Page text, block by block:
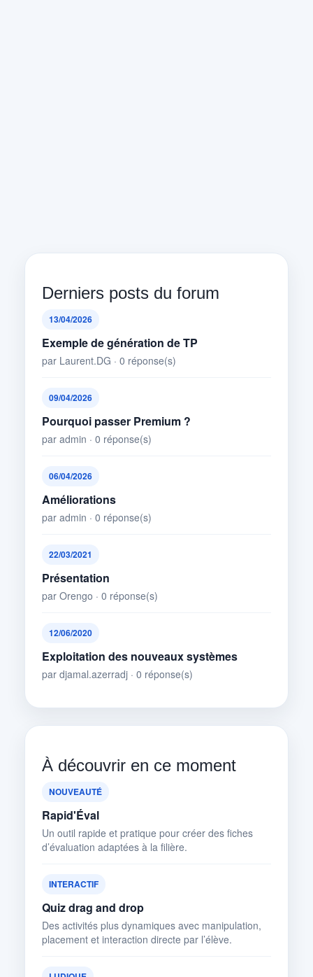
Derniers posts du forum
13/04/2026
Exemple de génération de TP
par Laurent.DG · 0 réponse(s)
09/04/2026
Pourquoi passer Premium ?
par admin · 0 réponse(s)
06/04/2026
Améliorations
par admin · 0 réponse(s)
22/03/2021
Présentation
par Orengo · 0 réponse(s)
12/06/2020
Exploitation des nouveaux systèmes
par djamal.azerradj · 0 réponse(s)
À découvrir en ce moment
NOUVEAUTÉ
Rapid'Éval
Un outil rapide et pratique pour créer des fiches
d’évaluation adaptées à la filière.
INTERACTIF
Quiz drag and drop
Des activités plus dynamiques avec manipulation,
placement et interaction directe par l’élève.